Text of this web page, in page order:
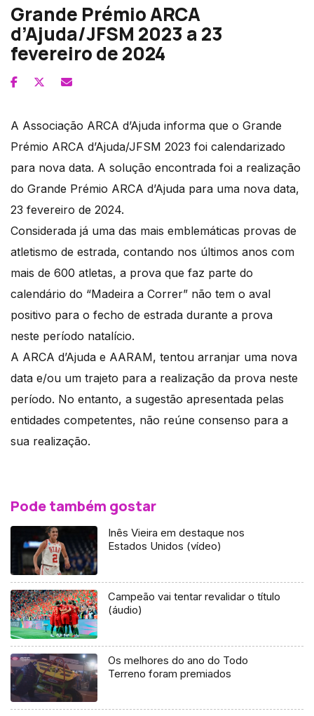
Grande Prémio ARCA
d’Ajuda/JFSM 2023 a 23
fevereiro de 2024
A Associação ARCA d’Ajuda informa que o Grande
Prémio ARCA d’Ajuda/JFSM 2023 foi calendarizado
para nova data. A solução encontrada foi a realização
do Grande Prémio ARCA d’Ajuda para uma nova data,
23 fevereiro de 2024.
Considerada já uma das mais emblemáticas provas de
atletismo de estrada, contando nos últimos anos com
mais de 600 atletas, a prova que faz parte do
calendário do “Madeira a Correr” não tem o aval
positivo para o fecho de estrada durante a prova
neste período natalício.
A ARCA d’Ajuda e AARAM, tentou arranjar uma nova
data e/ou um trajeto para a realização da prova neste
período. No entanto, a sugestão apresentada pelas
entidades competentes, não reúne consenso para a
sua realização.
Pode também gostar
Inês Vieira em destaque nos
Estados Unidos (vídeo)
Campeão vai tentar revalidar o título
(áudio)
Os melhores do ano do Todo
Terreno foram premiados